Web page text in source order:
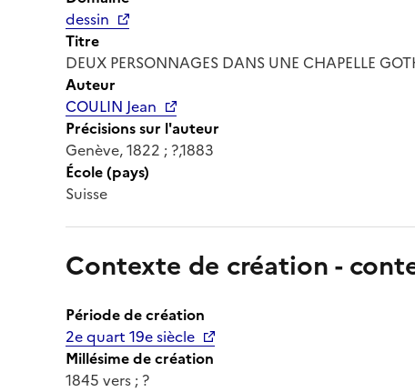
dessin
Titre
DEUX PERSONNAGES DANS UNE CHAPELLE
Auteur
COULIN Jean
Précisions sur l'auteur
Genève, 1822 ; ?,1883
École (pays)
Suisse
Contexte de création -
Période de création
2e quart 19e siècle
Millésime de création
1845 vers ; ?